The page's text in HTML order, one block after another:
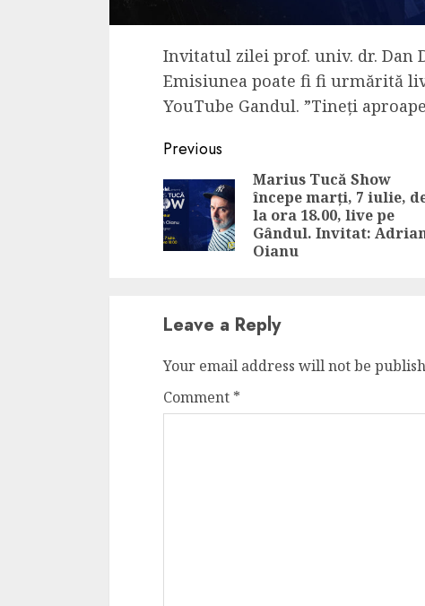
Invitatul zilei prof. univ. dr. Dan
Emisiunea poate fi fi urmărită
YouTube Gandul. ”Tineți
Continue
Reading
Previous
Marius Tucă Show
începe marți, 7 iulie,
la ora 18.00, live pe
Gândul. Invitat:
Oianu
Leave a Reply
Your email address will not be
Comment *